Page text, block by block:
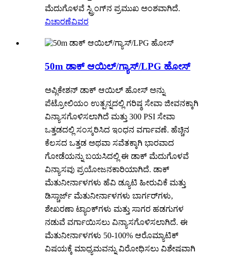
ಮೆದುಗೊಳವೆ ಸ್ಟ್ರಿಂಗ್‌ನ ಪ್ರಮುಖ ಅಂಶವಾಗಿದೆ.
ವಿಚಾರಣೆವಿವರ
50m ಡಾಕ್ ಆಯಿಲ್/ಗ್ಯಾಸ್/LPG ಹೋಸ್
ಅಪ್ಲಿಕೇಶನ್ ಡಾಕ್ ಆಯಿಲ್ ಹೋಸ್ ಅನ್ನು
ಪೆಟ್ರೋಲಿಯಂ ಉತ್ಪನ್ನದಲ್ಲಿ ಗರಿಷ್ಠ ಸೇವಾ ಜೀವನಕ್ಕಾಗಿ
ವಿನ್ಯಾಸಗೊಳಿಸಲಾಗಿದೆ ಮತ್ತು 300 PSI ಸೇವಾ
ಒತ್ತಡದಲ್ಲಿ ಸಂಸ್ಕರಿಸಿದ ಇಂಧನ ವರ್ಗಾವಣೆ. ಹೆಚ್ಚಿನ
ಕೆಲಸದ ಒತ್ತಡ ಅಥವಾ ಸವೆತಕ್ಕಾಗಿ ಭಾರವಾದ
ಗೋಡೆಯನ್ನು ಬಯಸಿದಲ್ಲಿ ಈ ಡಾಕ್ ಮೆದುಗೊಳವೆ
ವಿನ್ಯಾಸವು ಪ್ರಯೋಜನಕಾರಿಯಾಗಿದೆ. ಡಾಕ್
ಮೆತುನೀರ್ನಾಳಗಳು ಹೆವಿ ಡ್ಯೂಟಿ ಹೀರುವಿಕೆ ಮತ್ತು
ಡಿಸ್ಚಾರ್ಜ್ ಮೆತುನೀರ್ನಾಳಗಳು ಬಾರ್ಗರ್‌ಗಳು,
ಶೇಖರಣಾ ಟ್ಯಾಂಕ್‌ಗಳು ಮತ್ತು ಸಾಗರ ಹಡಗುಗಳ
ನಡುವೆ ವರ್ಗಾಯಿಸಲು ವಿನ್ಯಾಸಗೊಳಿಸಲಾಗಿದೆ. ಈ
ಮೆತುನೀರ್ನಾಳಗಳು 50-100% ಆರೊಮ್ಯಾಟಿಕ್
ವಿಷಯಕ್ಕೆ ಮಾಧ್ಯಮವನ್ನು ವಿರೋಧಿಸಲು ವಿಶೇಷವಾಗಿ